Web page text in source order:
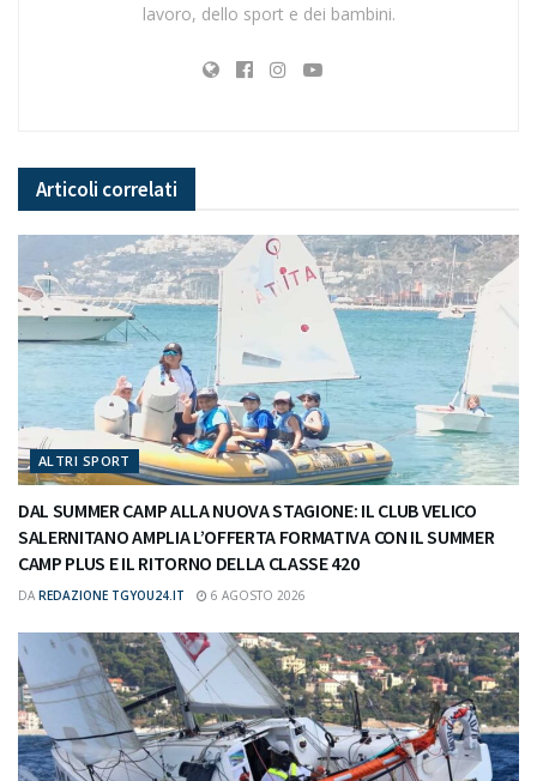
lavoro, dello sport e dei bambini.
Articoli correlati
ALTRI SPORT
DAL SUMMER CAMP ALLA NUOVA STAGIONE: IL CLUB VELICO
SALERNITANO AMPLIA L’OFFERTA FORMATIVA CON IL SUMMER
CAMP PLUS E IL RITORNO DELLA CLASSE 420
DA REDAZIONE TGYOU24.IT 6 AGOSTO 2026